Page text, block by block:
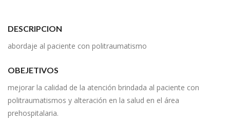
DESCRIPCION
abordaje al paciente con politraumatismo
OBEJETIVOS
mejorar la calidad de la atención brindada al paciente con
politraumatismos y alteración en la salud en el área
prehospitalaria.